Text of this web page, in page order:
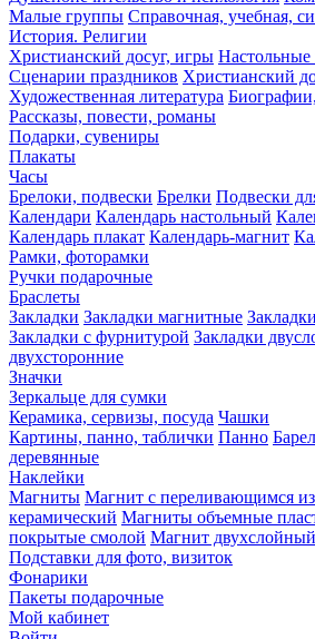
Малые группы Справочная, учебная,
История. Религии
Христианский досуг, игры
Сценарии праздников Христианский
Художественная литература
Рассказы, повести, романы
Подарки, сувениры
Плакаты
Часы
Брелоки, подвески Брелки Подвески
Календари Календарь настольный
Календарь плакат Календарь-магнит
Рамки, фоторамки
Ручки подарочные
Браслеты
Закладки Закладки магнитные
Закладки с фурнитурой Закладки
двухсторонние
Значки
Зеркальце для сумки
Керамика, сервизы, посуда Чашки
Картины, панно, таблички Панно
деревянные
Наклейки
Магниты Магнит с переливающимся
керамический Магниты объемные
покрытые смолой Магнит двухслойный
Подставки для фото, визиток
Фонарики
Пакеты подарочные
Мой кабинет